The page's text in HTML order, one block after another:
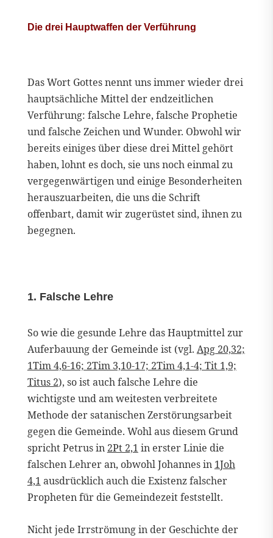
Die drei Hauptwaffen der Verführung
Das Wort Gottes nennt uns immer wieder drei
hauptsächliche Mittel der endzeitlichen
Verführung: falsche Lehre, falsche Prophetie
und falsche Zeichen und Wunder. Obwohl wir
bereits einiges über diese drei Mittel gehört
haben, lohnt es doch, sie uns noch einmal zu
vergegenwärtigen und einige Besonderheiten
herauszuarbeiten, die uns die Schrift
offenbart, damit wir zugerüstet sind, ihnen zu
begegnen.
1. Falsche Lehre
So wie die gesunde Lehre das Hauptmittel zur
Auferbauung der Gemeinde ist (vgl. Apg 20,32;
1Tim 4,6-16; 2Tim 3,10-17; 2Tim 4,1-4; Tit 1,9;
Titus 2), so ist auch falsche Lehre die
wichtigste und am weitesten verbreitete
Methode der satanischen Zerstörungsarbeit
gegen die Gemeinde. Wohl aus diesem Grund
spricht Petrus in 2Pt 2,1 in erster Linie die
falschen Lehrer an, obwohl Johannes in 1Joh
4,1 ausdrücklich auch die Existenz falscher
Propheten für die Gemeindezeit feststellt.
Nicht jede Irrströmung in der Geschichte der